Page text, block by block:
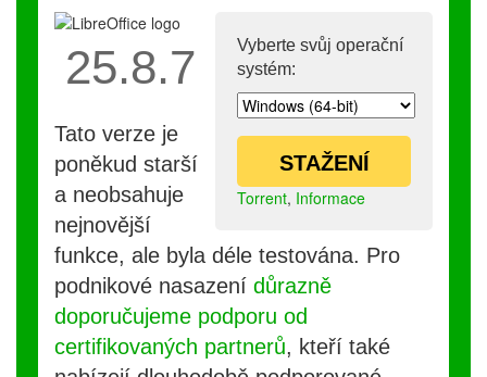
Vyberte svůj operační
systém:
STAŽENÍ
Torrent, Informace
25.8.7
Tato verze je
poněkud starší
a neobsahuje
nejnovější
funkce, ale byla déle testována. Pro
podnikové nasazení důrazně
doporučujeme podporu od
certifikovaných partnerů, kteří také